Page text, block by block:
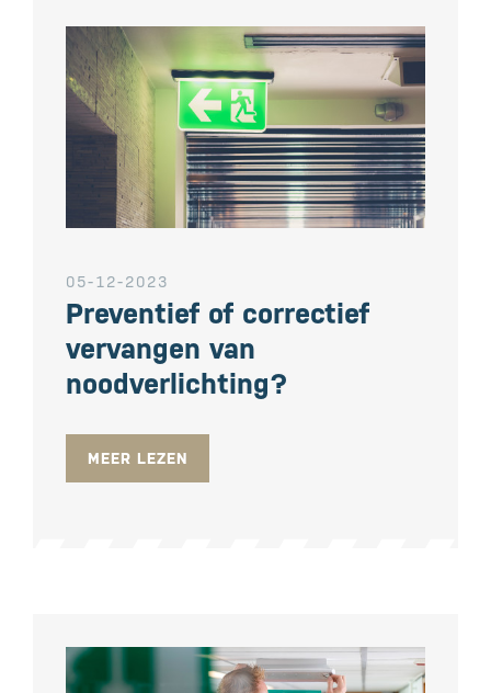
05-12-2023
Preventief of correctief
vervangen van
noodverlichting?
MEER LEZEN